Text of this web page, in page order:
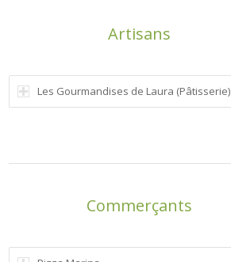
Artisans
Les Gourmandises de Laura (Pâtisserie)
Commerçants